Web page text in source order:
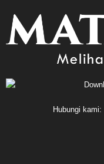
Hubungi kami: